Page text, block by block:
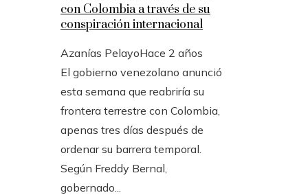
con Colombia a través de su
conspiración internacional
Azanías PelayoHace 2 años
El gobierno venezolano anunció
esta semana que reabriría su
frontera terrestre con Colombia,
apenas tres días después de
ordenar su barrera temporal.
Según Freddy Bernal,
gobernado...